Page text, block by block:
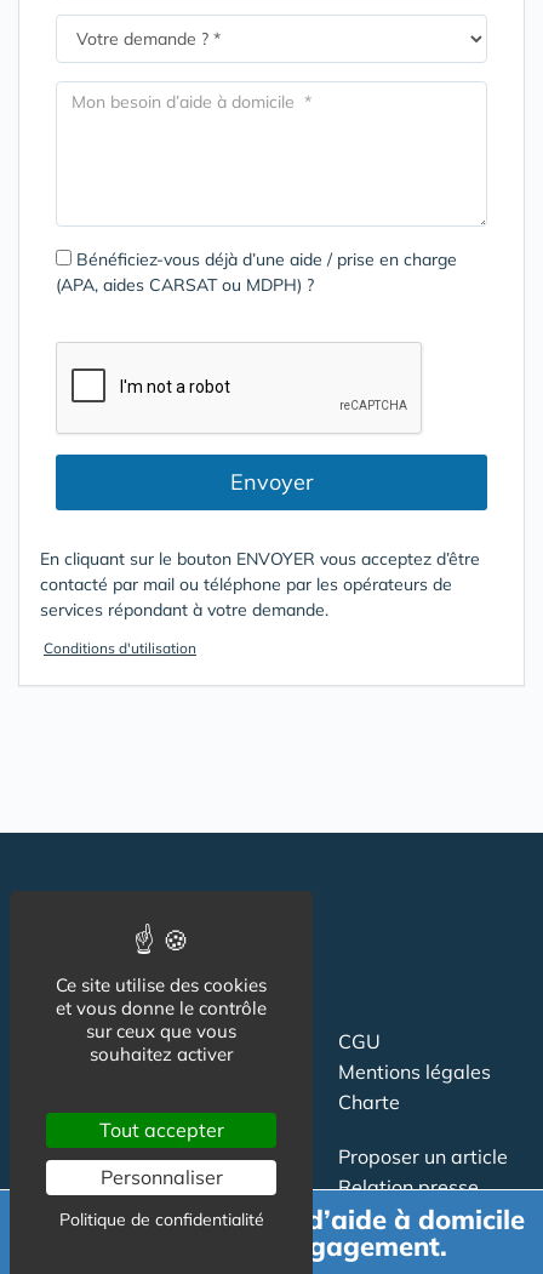
Bénéficiez-vous déjà d’une aide / prise en charge
(APA, aides CARSAT ou MDPH) ?
Envoyer
En cliquant sur le bouton ENVOYER vous acceptez d’être
contacté par mail ou téléphone par les opérateurs de
services répondant à votre demande.
Conditions d'utilisation
Suivez-nous
CGU
Mentions légales
Charte
Contact
Newsletter
Publicité
Proposer un article
Relation presse
Demande de devis d’aide à domicile
gratuit et sans engagement.
Ce site utilise des cookies
et vous donne le contrôle
sur ceux que vous
souhaitez activer
Tout accepter
Personnaliser
Politique de confidentialité